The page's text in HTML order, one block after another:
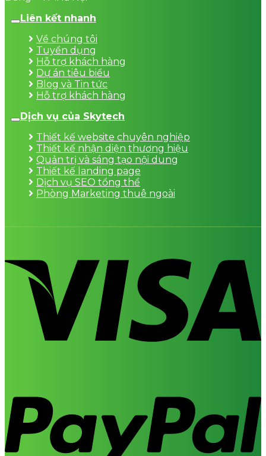
Liên kết nhanh
Về chúng tôi
Tuyển dụng
Hỗ trợ khách hàng
Dự án tiêu biểu
Blog và Tin tức
Hỗ trợ khách hàng
Dịch vụ của Skytech
Thiết kế website chuyên nghiệp
Thiết kế nhận diện thương hiệu
Quản trị và sáng tạo nội dung
Thiết kế landing page
Dịch vụ SEO tổng thể
Phòng Marketing thuê ngoài